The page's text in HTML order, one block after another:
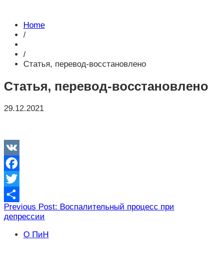
Home
/
/
Статья, перевод-восстановлено
Статья, перевод-восстановлено
29.12.2021
VK
Facebook
Twitter
Отправить
Навигация
по
записям
Previous Post: Воспалительный процесс при
депрессии
О ПиН